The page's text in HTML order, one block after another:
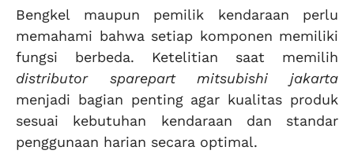
Bengkel maupun pemilik kendaraan perlu
memahami bahwa setiap komponen memiliki
fungsi berbeda. Ketelitian saat memilih
distributor sparepart mitsubishi jakarta
menjadi bagian penting agar kualitas produk
sesuai kebutuhan kendaraan dan standar
penggunaan harian secara optimal.